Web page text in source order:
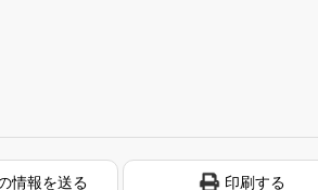
情報を送る 印刷する